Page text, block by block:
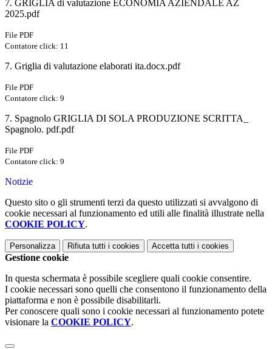
7. GRIGLIA di valutazione ECONOMIA AZIENDALE AZ
2025.pdf
File PDF
Contatore click: 11
7. Griglia di valutazione elaborati ita.docx.pdf
File PDF
Contatore click: 9
7. Spagnolo GRIGLIA DI SOLA PRODUZIONE SCRITTA_
Spagnolo. pdf.pdf
File PDF
Contatore click: 9
Notizie
Questo sito o gli strumenti terzi da questo utilizzati si avvalgono di
cookie necessari al funzionamento ed utili alle finalità illustrate nella
COOKIE POLICY.
Personalizza Rifiuta tutti i cookies Accetta tutti i cookies
Gestione cookie
In questa schermata è possibile scegliere quali cookie consentire.
I cookie necessari sono quelli che consentono il funzionamento della
piattaforma e non è possibile disabilitarli.
Per conoscere quali sono i cookie necessari al funzionamento potete
visionare la COOKIE POLICY.